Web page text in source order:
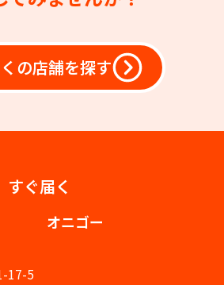
の店舗を探す
すぐ届く
オニゴー
17-5